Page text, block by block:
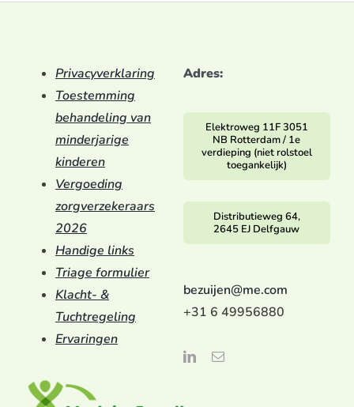
Privacyverklaring
Toestemming
behandeling van
minderjarige
kinderen
Vergoeding
zorgverzekeraars
2026
Handige links
Triage formulier
Klacht- &
Tuchtregeling
Ervaringen
Adres:
Elektroweg 11F 3051
NB Rotterdam / 1e
verdieping (niet rolstoel
toegankelijk)
Distributieweg 64,
2645 EJ Delfgauw
bezuijen@me.com
+31 6 49956880